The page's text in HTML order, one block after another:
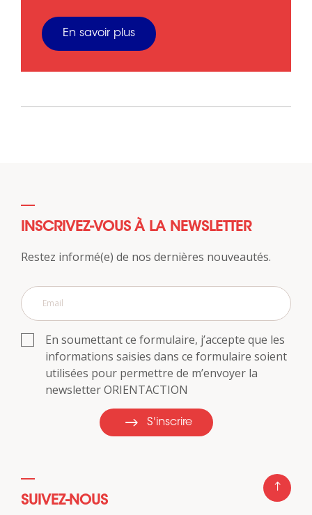
En savoir plus
INSCRIVEZ-VOUS À LA NEWSLETTER
Restez informé(e) de nos dernières nouveautés.
En soumettant ce formulaire, j’accepte que les
informations saisies dans ce formulaire soient
utilisées pour permettre de m’envoyer la
newsletter ORIENTACTION
S'inscrire
SUIVEZ-NOUS